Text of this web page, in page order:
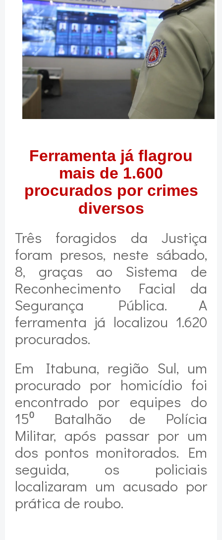
Ferramenta já flagrou
mais de 1.600
procurados por crimes
diversos
Três foragidos da Justiça
foram presos, neste sábado,
8, graças ao Sistema de
Reconhecimento Facial da
Segurança Pública. A
ferramenta já localizou 1.620
procurados.
Em Itabuna, região Sul, um
procurado por homicídio foi
encontrado por equipes do
15⁰ Batalhão de Polícia
Militar, após passar por um
dos pontos monitorados. Em
seguida, os policiais
localizaram um acusado por
prática de roubo.